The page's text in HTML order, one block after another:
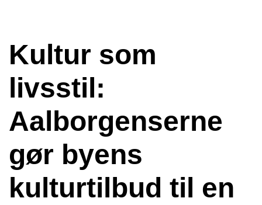
Kultur som
livsstil:
Aalborgenserne
gør byens
kulturtilbud til en